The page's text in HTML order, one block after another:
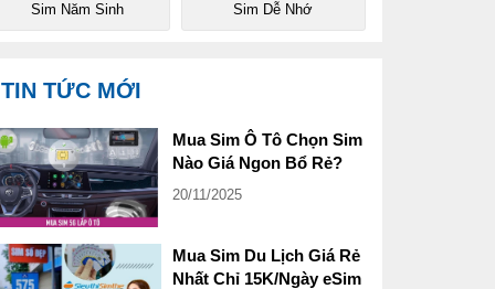
Sim Năm Sinh Sim Dễ Nhớ
TIN TỨC MỚI
Mua Sim Ô Tô Chọn Sim
Nào Giá Ngon Bổ Rẻ?
20/11/2025
Mua Sim Du Lịch Giá Rẻ
Nhất Chỉ 15K/Ngày eSim